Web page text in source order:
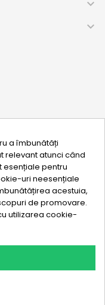



care afla de noile
a îmbunătăți
relevant atunci când
esențiale pentru
uri neesențiale
acestuia,
de promovare.
utilizarea cookie-